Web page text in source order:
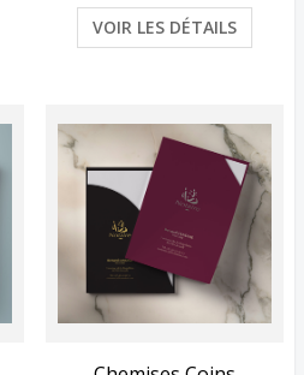
VOIR LES DÉTAILS